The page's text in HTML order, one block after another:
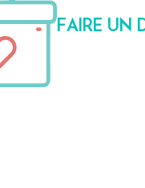
FAIRE UN